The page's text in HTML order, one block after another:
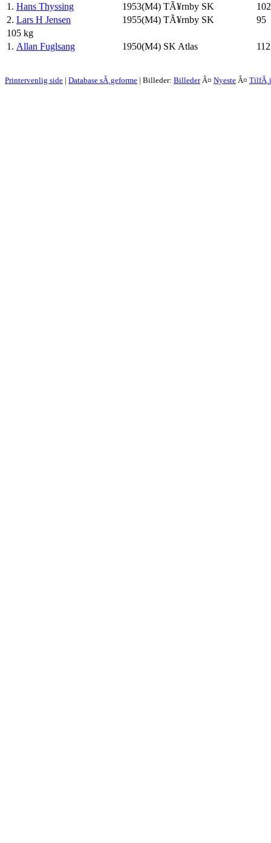
1. Hans Thyssing 1953(M4) TÃ¥rnby SK
2. Lars H Jensen 1955(M4) TÃ¥rnby SK
95
105 kg
1. Allan Fuglsang 1950(M4) SK Atlas
Printervenlig side | Database sÃ¸geforme | Billeder: BillederÂ¤ Nyeste Â¤ TilfÃ¸j